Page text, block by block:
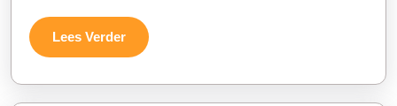
Lees VerderLees
Verder